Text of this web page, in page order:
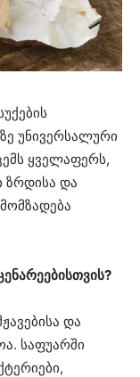
უნივერსალური
ყველაფერს,
ზრდისა და
და
საფუარში